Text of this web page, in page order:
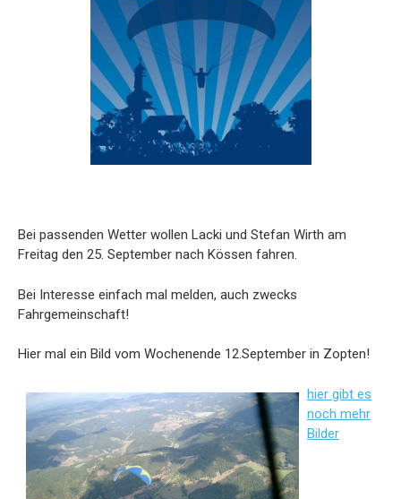
Bei passenden Wetter wollen Lacki und Stefan Wirth am
Freitag den 25. September nach Kössen fahren.
Bei Interesse einfach mal melden, auch zwecks
Fahrgemeinschaft!
Hier mal ein Bild vom Wochenende 12.September in Zopten!
hier gibt es
noch mehr
Bilder